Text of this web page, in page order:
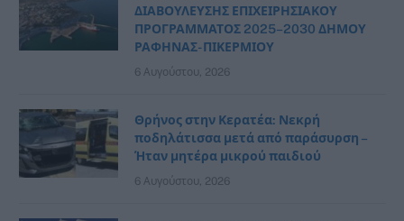
ΔΙΑΒΟΥΛΕΥΣΗΣ ΕΠΙΧΕΙΡΗΣΙΑΚΟΥ
ΠΡΟΓΡΑΜΜΑΤΟΣ 2025–2030 ΔΗΜΟΥ
ΡΑΦΗΝΑΣ- ΠΙΚΕΡΜΙΟΥ
6 Αυγούστου, 2026
Θρήνος στην Κερατέα: Νεκρή
ποδηλάτισσα μετά από παράσυρση –
Ήταν μητέρα μικρού παιδιού
6 Αυγούστου, 2026